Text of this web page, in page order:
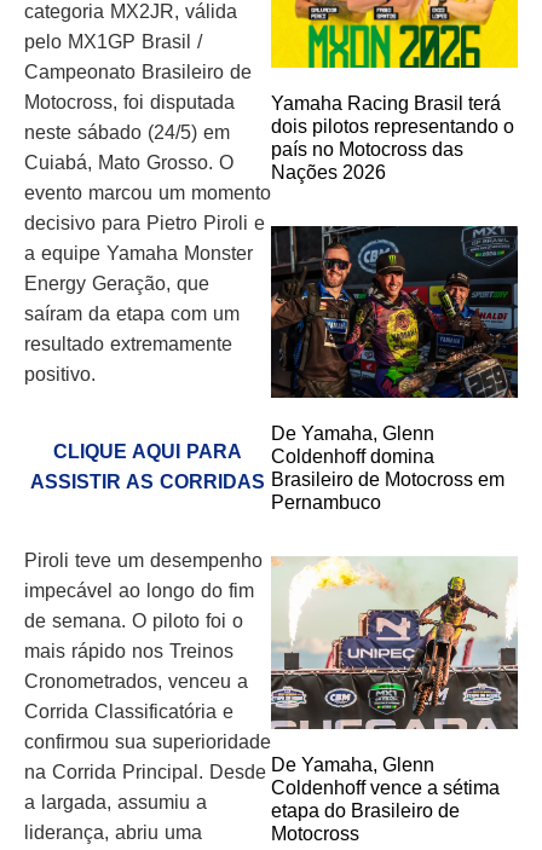
categoria MX2JR, válida
pelo MX1GP Brasil /
Campeonato Brasileiro de
Motocross, foi disputada
neste sábado (24/5) em
Cuiabá, Mato Grosso. O
evento marcou um momento
decisivo para Pietro Piroli e
a equipe Yamaha Monster
Energy Geração, que
saíram da etapa com um
resultado extremamente
positivo.
CLIQUE AQUI PARA
ASSISTIR AS CORRIDAS
Piroli teve um desempenho
impecável ao longo do fim
de semana. O piloto foi o
mais rápido nos Treinos
Cronometrados, venceu a
Corrida Classificatória e
confirmou sua superioridade
na Corrida Principal. Desde
a largada, assumiu a
liderança, abriu uma
Yamaha Racing Brasil terá
dois pilotos representando o
país no Motocross das
Nações 2026
De Yamaha, Glenn
Coldenhoff domina
Brasileiro de Motocross em
Pernambuco
De Yamaha, Glenn
Coldenhoff vence a sétima
etapa do Brasileiro de
Motocross